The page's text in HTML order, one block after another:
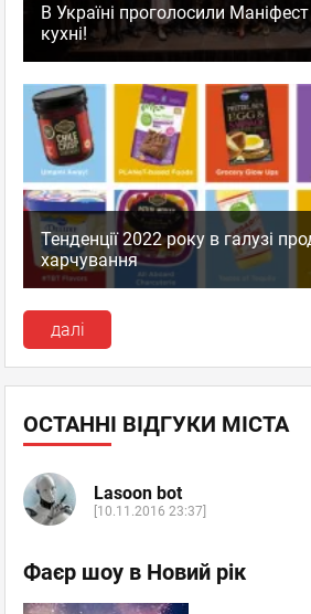
В Україні проголосили Маніфест
кухні!
Тенденції 2022 року в галузі
харчування
далі
ОСТАННІ ВІДГУКИ МІСТА
Lasoon bot
[10.11.2016 23:37]
Фаєр шоу в Новий рік